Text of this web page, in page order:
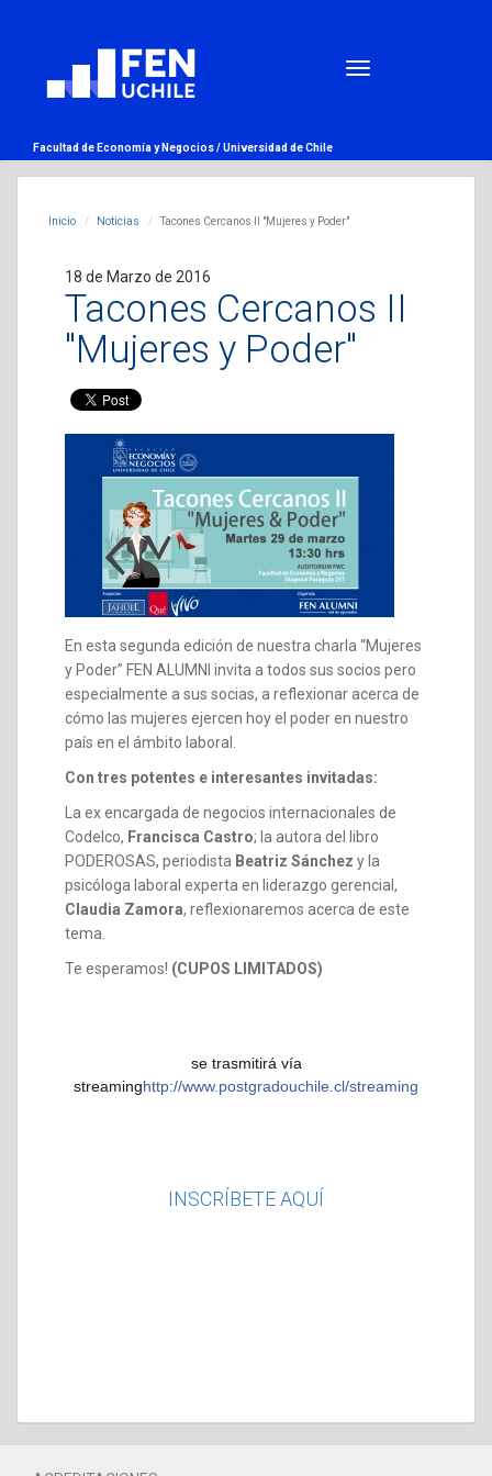
Facultad de Economía y Negocios /Universidad de Chile
Inicio Noticias Tacones Cercanos II "Mujeres y Poder"
18 de Marzo de 2016
Tacones Cercanos II
"Mujeres y Poder"
En esta segunda edición de nuestra charla “Mujeres
y Poder” FEN ALUMNI invita a todos sus socios pero
especialmente a sus socias, a reflexionar acerca de
cómo las mujeres ejercen hoy el poder en nuestro
país en el ámbito laboral.
Con tres potentes e interesantes invitadas:
La ex encargada de negocios internacionales de
Codelco, Francisca Castro; la autora del libro
PODEROSAS, periodista Beatriz Sánchez y la
psicóloga laboral experta en liderazgo gerencial,
Claudia Zamora, reflexionaremos acerca de este
tema.
Te esperamos! (CUPOS LIMITADOS)
se trasmitirá vía
streaminghttp://www.postgradouchile.cl/streaming
INSCRÍBETE AQUÍ